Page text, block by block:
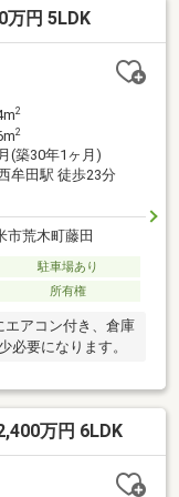
万円 5LDK
2
2
(築30年1ヶ月)
牟田駅 徒歩23分
市荒木町藤田
駐車場あり
所有権
エアコン付き、倉庫
必要になります。
万円 6LDK